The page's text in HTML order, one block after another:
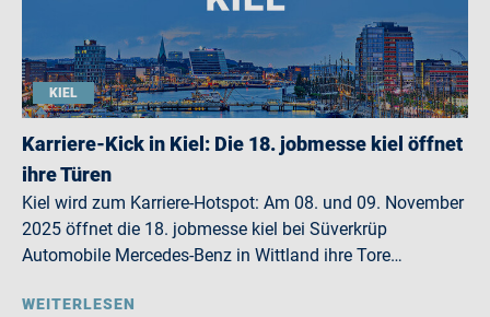
KIEL
Karriere-Kick in Kiel: Die 18. jobmesse kiel öffnet
ihre Türen
Kiel wird zum Karriere-Hotspot: Am 08. und 09. November
2025 öffnet die 18. jobmesse kiel bei Süverkrüp
Automobile Mercedes-Benz in Wittland ihre Tore…
WEITERLESEN